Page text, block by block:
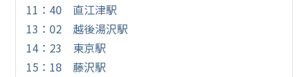
11：40 直江津駅
13：02 越後湯沢駅
14：23 東京駅
15：18 藤沢駅